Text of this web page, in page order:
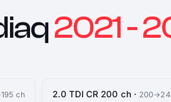
2021 -
ch
2.0 TDI CR 200 ch ·